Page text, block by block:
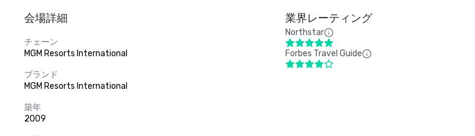
会場詳細
チェーン
MGM Resorts International
ブランド
MGM Resorts International
築年
2009
業界レーティング
Northstar
Forbes Travel Guide